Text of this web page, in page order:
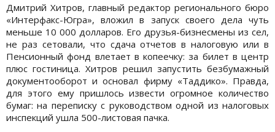
Дмитрий Хитров, главный редактор регионального бюро
«Интерфакс-Югра», вложил в запуск своего дела чуть
меньше 10 000 долларов. Его друзья-бизнесмены из сел,
не раз сетовали, что сдача отчетов в налоговую или в
Пенсионный фонд влетает в копеечку: за билет в центр
плюс гостиница. Хитров решил запустить безбумажный
документооборот и основал фирму «Таддико». Правда,
для этого ему пришлось извести огромное количество
бумаг: на переписку с руководством одной из налоговых
инспекций ушла 500-листовая пачка.